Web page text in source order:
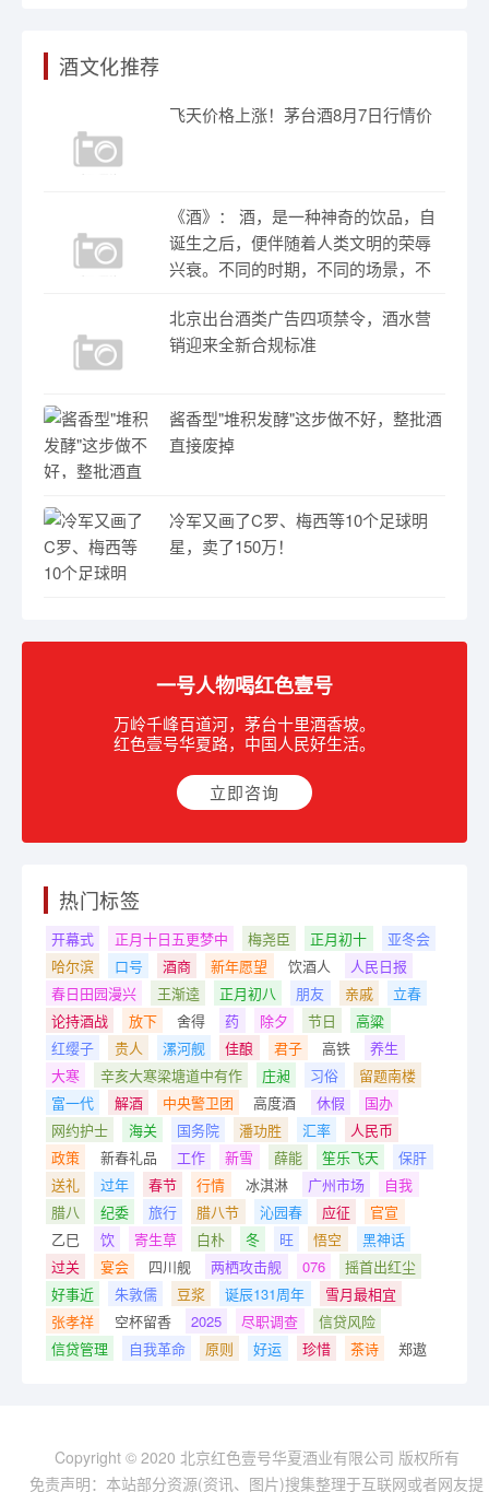
酒文化推荐
飞天价格上涨！茅台酒8月7日行情价
《酒》： 酒，是一种神奇的饮品，自
诞生之后，便伴随着人类文明的荣辱
兴衰。不同的时期，不同的场景，不
北京出台酒类广告四项禁令，酒水营
销迎来全新合规标准
酱香型"堆积发酵"这步做不好，整批酒
直接废掉
冷军又画了C罗、梅西等10个足球明
星，卖了150万！
一号人物喝红色壹号
万岭千峰百道河，茅台十里酒香坡。
红色壹号华夏路，中国人民好生活。
立即咨询
热门标签
开幕式 正月十日五更梦中 梅尧臣 正月初十
亚冬会
哈尔滨
口号 酒商 新年愿望 饮酒人
人民日报
春日田园漫兴
王渐逵 正月初八 朋友 亲戚
立春
论持酒战
放下 舍得 药 除夕 节日
高粱
红缨子
贵人 漯河舰 佳酿 君子 高铁
养生
大寒
辛亥大寒梁塘道中有作 庄昶 习俗
留题南楼
富一代
解酒 中央警卫团 高度酒 休假
国办
网约护士
海关 国务院 潘功胜 汇率
人民币
政策
新春礼品 工作 新雪 薛能 笙乐飞天
保肝
送礼
过年 春节 行情 冰淇淋 广州市场
自我
腊八
纪委 旅行 腊八节 沁园春 应征
官宣
乙巳
饮 寄生草 白朴 冬 旺 悟空
黑神话
过关
宴会 四川舰 两栖攻击舰 076
摇首出红尘
好事近
朱敦儒 豆浆 诞辰131周年
雪月最相宜
张孝祥
空杯留香 2025 尽职调查
信贷风险
信贷管理
自我革命 原则 好运 珍惜 茶诗 郑遨
Copyright © 2020 北京红色壹号华夏酒业有限公司 版权所有
免责声明：本站部分资源(资讯、图片)搜集整理于互联网或者网友提